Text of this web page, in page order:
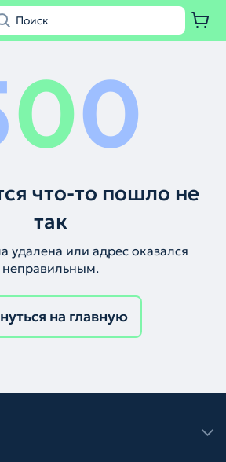
00
что-то пошло не
так
удалена или адрес оказался
неправильным.
на главную